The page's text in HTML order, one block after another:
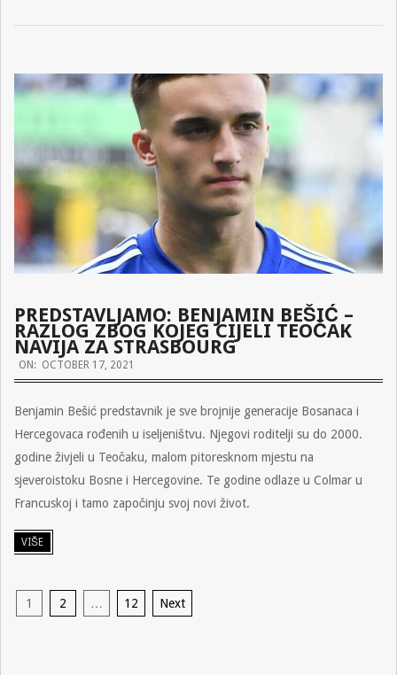
PREDSTAVLJAMO: BENJAMIN BEŠIĆ –
RAZLOG ZBOG KOJEG CIJELI TEOČAK
NAVIJA ZA STRASBOURG
2021-
17
ON: OCTOBER 17, 2021
Benjamin Bešić predstavnik je sve brojnije generacije Bosanaca i
Hercegovaca rođenih u iseljeništvu. Njegovi roditelji su do 2000.
godine živjeli u Teočaku, malom pitoresknom mjestu na
sjeveroistoku Bosne i Hercegovine. Te godine odlaze u Colmar u
Francuskoj i tamo započinju svoj novi život.
VIŠE
POSTS
PAGINATION
1 2 … 12 Next